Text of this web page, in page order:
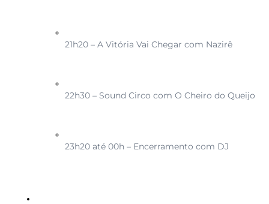
21h20 – A Vitória Vai Chegar com Nazirê
22h30 – Sound Circo com O Cheiro do Queijo
23h20 até 00h – Encerramento com DJ